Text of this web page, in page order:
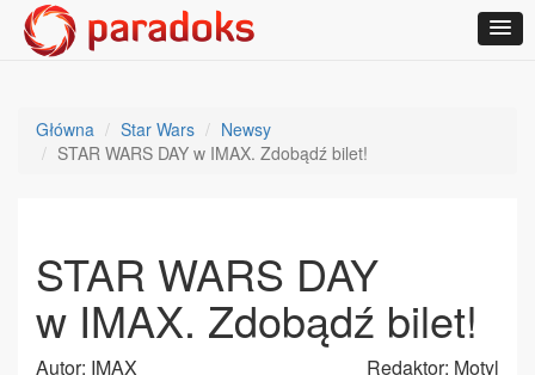
Główna Star Wars
Newsy
STAR WARS DAY w IMAX. Zdobądź bilet!
STAR WARS DAY
w IMAX. Zdobądź bilet!
Autor: IMAX Redaktor: Motyl